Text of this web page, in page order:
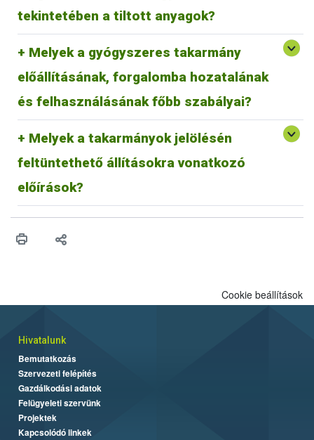
tekintetében a tiltott anyagok?
élesztőkből nyert fehérjetermékek.
Melyek a gyógyszeres takarmány
előállításának, forgalomba hozatalának
és felhasználásának főbb szabályai?
hulladékkezelőnek átadni.
A magyarországi hulladékkezeléssel kapcsolatos információk
elérhetőek:https://mohu.hu/hu
Az állatgyógyászati hulladékokkal kapcsolatos útmutató
content/uploads/2022/02/FACTSHEET_PharmaceuticalW
asteDisposal.pdf
Melyek a takarmányok jelölésén
feltüntethető állításokra vonatkozó
előírások?
A takarmányok jelölésén feltüntethető állításokra
vonatkozó előírások
Cookie beállítások
Hivatalunk
Bemutatkozás
Szervezeti felépítés
Gazdálkodási adatok
Felügyeleti szervünk
Projektek
Kapcsolódó linkek